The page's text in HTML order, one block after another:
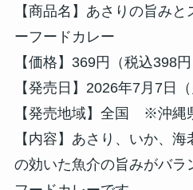
【商品名】あさりの旨み
ーフードカレー
【価格】369円（税込398円
【発売日】2026年7月7日（
【発売地域】全国 ※沖縄
【内容】あさり、いか、
の効いた魚介の旨みがバラ